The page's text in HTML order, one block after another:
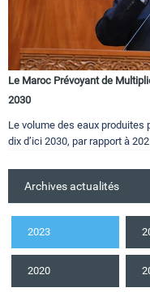
Le Maroc Prévoyant de
2030
Le volume des eaux
dix d’ici 2030, par rapport à
Archives actualités
2023
2020